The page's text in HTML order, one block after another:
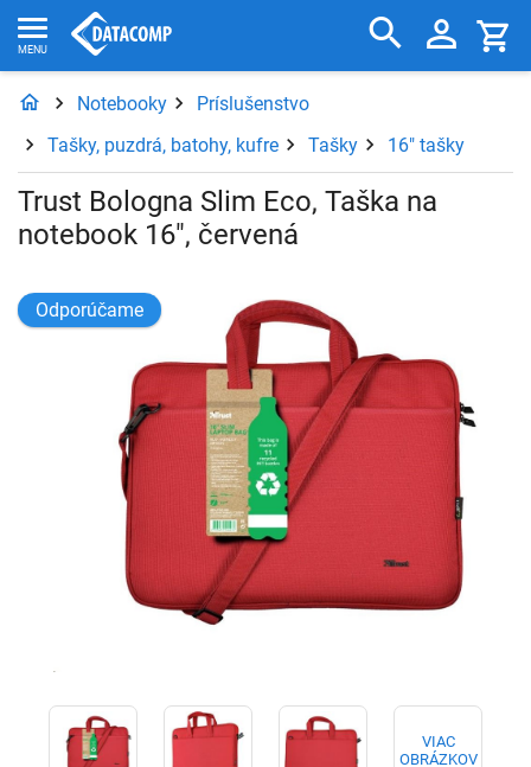
Notebooky
Príslušenstvo
Tašky, puzdrá, batohy, kufre
Tašky 16" tašky
Trust Bologna Slim Eco, Taška na
notebook 16", červená
VIAC
OBRÁZKOV
Odporúčame